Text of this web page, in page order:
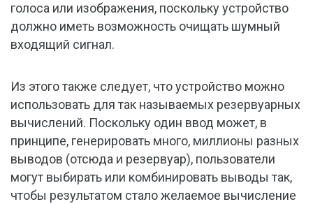
голоса или изображения, поскольку устройство
должно иметь возможность очищать шумный
входящий сигнал.
Из этого также следует, что устройство можно
использовать для так называемых резервуарных
вычислений. Поскольку один ввод может, в
принципе, генерировать много, миллионы разных
выводов (отсюда и резервуар), пользователи
могут выбирать или комбинировать выводы так,
чтобы результатом стало желаемое вычисление